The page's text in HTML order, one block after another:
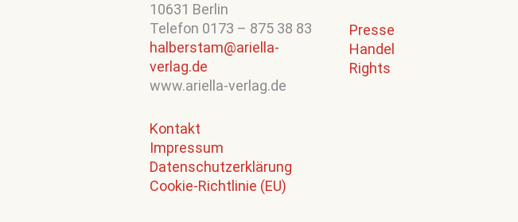
10631 Berlin
Telefon 0173 – 875 38 83
halberstam@ariella-
verlag.de
www.ariella-verlag.de
Kontakt
Impressum
Datenschutzerklärung
Cookie-Richtlinie (EU)
Presse
Handel
Rights